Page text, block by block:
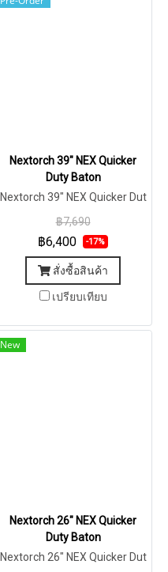
Nextorch 39″ NEX Quicker
Duty Baton
Nextorch 39″ NEX Quicker Dut
฿7,690
฿6,400 -17%
สั่งซื้อสินค้า
เปรียบเทียบ
New
Nextorch 26″ NEX Quicker
Duty Baton
Nextorch 26″ NEX Quicker Dut